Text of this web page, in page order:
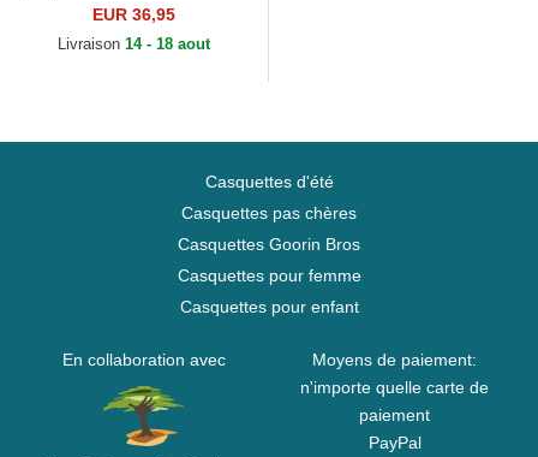
Manchester United Football
Club Premier League New
EUR 36,95
Livraison 14 - 18 aout
Casquettes d'été
Casquettes pas chères
Casquettes Goorin Bros
Casquettes pour femme
Casquettes pour enfant
En collaboration avec
Moyens de paiement:
n'importe quelle carte de
paiement
PayPal